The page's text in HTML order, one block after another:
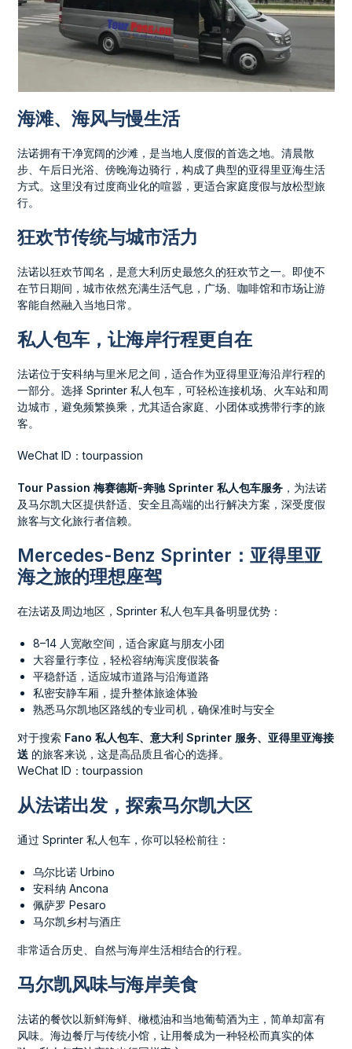
海滩、海风与慢生活
法诺拥有干净宽阔的沙滩，是当地人度假的首选之地。清晨散
步、午后日光浴、傍晚海边骑行，构成了典型的亚得里亚海生活
方式。这里没有过度商业化的喧嚣，更适合家庭度假与放松型旅
行。
狂欢节传统与城市活力
法诺以狂欢节闻名，是意大利历史最悠久的狂欢节之一。即使不
在节日期间，城市依然充满生活气息，广场、咖啡馆和市场让游
客能自然融入当地日常。
私人包车，让海岸行程更自在
法诺位于安科纳与里米尼之间，适合作为亚得里亚海沿岸行程的
一部分。选择 Sprinter 私人包车，可轻松连接机场、火车站和周
边城市，避免频繁换乘，尤其适合家庭、小团体或携带行李的旅
客。
WeChat ID：tourpassion
Tour Passion 梅赛德斯-奔驰 Sprinter 私人包车服务 ，为法诺
及马尔凯大区提供舒适、安全且高端的出行解决方案，深受度假
旅客与文化旅行者信赖。
Mercedes-Benz Sprinter：亚得里亚
海之旅的理想座驾
在法诺及周边地区，Sprinter 私人包车具备明显优势：
8–14 人宽敞空间，适合家庭与朋友小团
大容量行李位，轻松容纳海滨度假装备
平稳舒适，适应城市道路与沿海道路
私密安静车厢，提升整体旅途体验
熟悉马尔凯地区路线的专业司机，确保准时与安全
对于搜索 Fano 私人包车、意大利 Sprinter 服务、亚得里亚海接
送 的旅客来说，这是高品质且省心的选择。
WeChat ID：tourpassion
从法诺出发，探索马尔凯大区
通过 Sprinter 私人包车，你可以轻松前往：
乌尔比诺 Urbino
安科纳 Ancona
佩萨罗 Pesaro
马尔凯乡村与酒庄
非常适合历史、自然与海岸生活相结合的行程。
马尔凯风味与海岸美食
法诺的餐饮以新鲜海鲜、橄榄油和当地葡萄酒为主，简单却富有
风味。海边餐厅与传统小馆，让用餐成为一种轻松而真实的体